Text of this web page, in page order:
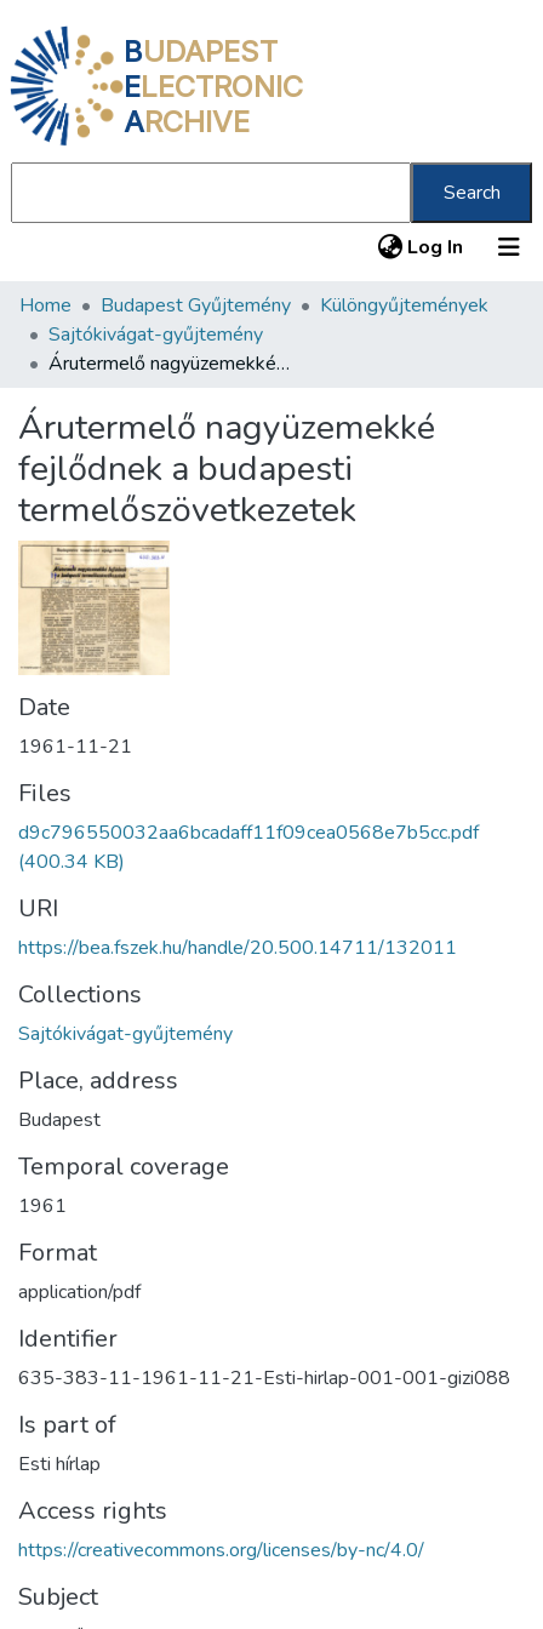
BUDAPEST
ELECTRONIC
ARCHIVE
Search
Log In (current)
Communities & Collections
All of DSpace
Statistics
About us
Home Budapest Gyűjtemény
Különgyűjtemények
Sajtókivágat-gyűjtemény
Árutermelő nagyüzemekké fejlődnek a budapesti termelőszövetkezetek
Árutermelő nagyüzemekké
fejlődnek a budapesti
termelőszövetkezetek
Date
1961-11-21
Files
d9c796550032aa6bcadaff11f09cea0568e7b5cc.pdf
(400.34 KB)
URI
https://bea.fszek.hu/handle/20.500.14711/132011
Collections
Sajtókivágat-gyűjtemény
Place, address
Budapest
Temporal coverage
1961
Format
application/pdf
Identifier
635-383-11-1961-11-21-Esti-hirlap-001-001-gizi088
Is part of
Esti hírlap
Access rights
https://creativecommons.org/licenses/by-nc/4.0/
Subject